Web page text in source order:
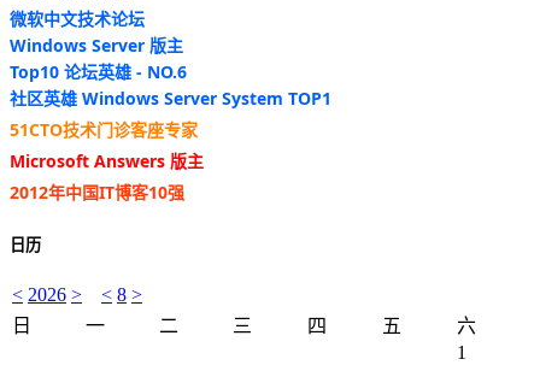
微软中文技术论坛
Windows Server 版主
Top10 论坛英雄 - NO.6
社区英雄 Windows Server System TOP1
51CTO技术门诊客座专家
Microsoft Answers 版主
2012年中国IT博客10强
日历
< 2026 > < 8 >
日
一 二 三 四 五
六
1